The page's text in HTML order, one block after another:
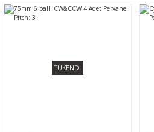
TÜKENDİ